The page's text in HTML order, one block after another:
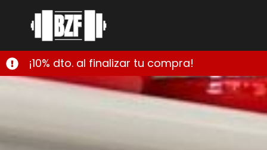
¡10% dto. al finalizar tu compra!